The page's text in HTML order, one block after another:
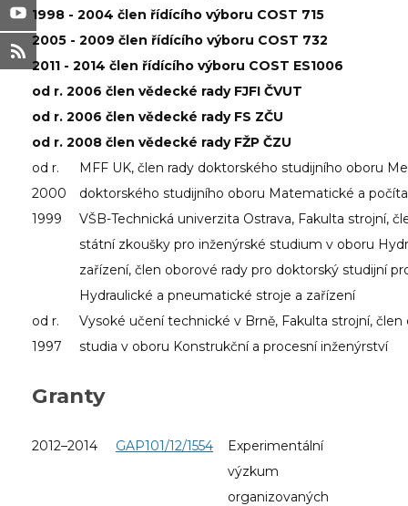
1998 - 2004 člen řídícího výboru COST 715
2005 - 2009 člen řídícího výboru COST 732
2011 - 2014 člen řídícího výboru COST ES1006
od r. 2006 člen vědecké rady FJFI ČVUT
od r. 2006 člen vědecké rady FS ZČU
od r. 2008 člen vědecké rady FŽP ČZU
od r.
2000
MFF UK, člen rady doktorského studijního oboru
doktorského studijního oboru Matematické a
1999
VŠB-Technická univerzita Ostrava, Fakulta strojní,
státní zkoušky pro inženýrské studium v oboru
zařízení, člen oborové rady pro doktorský studijní
Hydraulické a pneumatické stroje a zařízení
od r.
1997
Vysoké učení technické v Brně, Fakulta strojní,
studia v oboru Konstrukční a procesní inženýrství
Granty
2012–2014 GAP101/12/1554
Experimentální
výzkum
organizovaných